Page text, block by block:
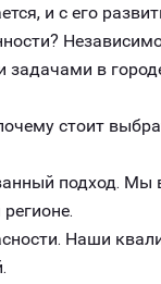
и с его
в
стоит
подход. Мы
Наши